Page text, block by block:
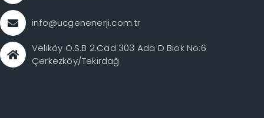
info@ucgenenerji.com.tr
Veliköy O.S.B 2.Cad 303 Ada D Blok No:6
Çerkezköy/Tekirdağ